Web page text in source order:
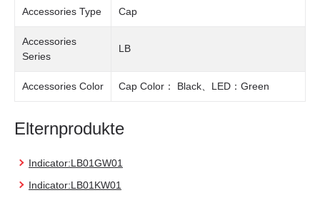
Accessories Type Cap
Accessories
Series
LB
Accessories Color Cap Color： Black、LED：Green
Elternprodukte
Indicator:LB01GW01
Indicator:LB01KW01